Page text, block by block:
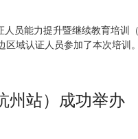
员能力提升暨继续教育培训（
域认证人员参加了本次培训
州站）成功举办